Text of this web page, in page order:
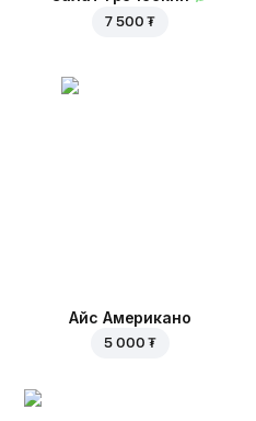
7 500 ₮
Айс Американо
5 000 ₮